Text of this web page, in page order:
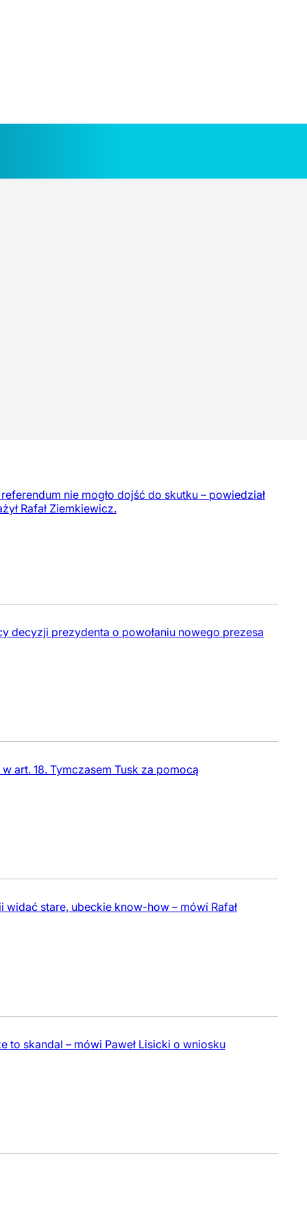
nie mogło dojść do skutku – powiedział
Rafał Ziemkiewicz.
decyzji prezydenta o powołaniu nowego prezesa
art. 18. Tymczasem Tusk za pomocą
widać stare, ubeckie know-how – mówi Rafał
skandal – mówi Paweł Lisicki o wniosku